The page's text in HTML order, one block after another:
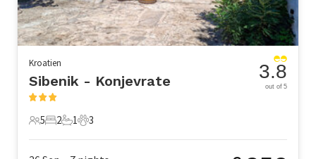
Kroatien
Sibenik - Konjevrate
5 Gäste
5
2 Schlafzimmer
2
1 Badezimmer
1
3 Haustiere
3
3.8
out of 5